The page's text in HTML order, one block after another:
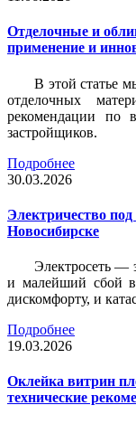
Отделочные и
применение и
В этой статье
отделочных
рекомендации по
застройщиков.
Подробнее
30.03.2026
Электричество
Новосибирске
Электросеть —
и малейший сбой
дискомфорту, и
Подробнее
19.03.2026
Оклейка витрин
технические